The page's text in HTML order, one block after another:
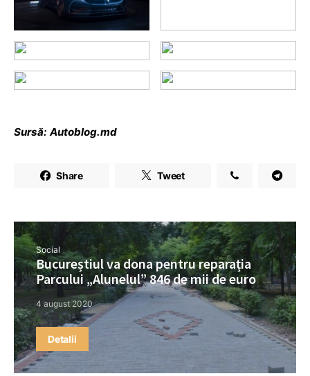
Sursă: Autoblog.md
Share Tweet
Social
Bucureștiul va dona pentru reparația
Parcului „Alunelul” 846 de mii de euro
4 august 2020
Detalii